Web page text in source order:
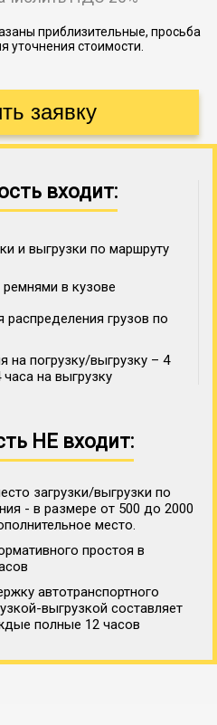
приблизительные, просьба
уточнения стоимости.
входит:
и выгрузки по маршруту
ремнями в кузове
распределения грузов по
на погрузку/выгрузку – 4
на выгрузку
НЕ входит:
загрузки/выгрузки по
- в размере от 500 до 2000
место.
простоя в
автотранспортного
выгрузкой составляет
полные 12 часов